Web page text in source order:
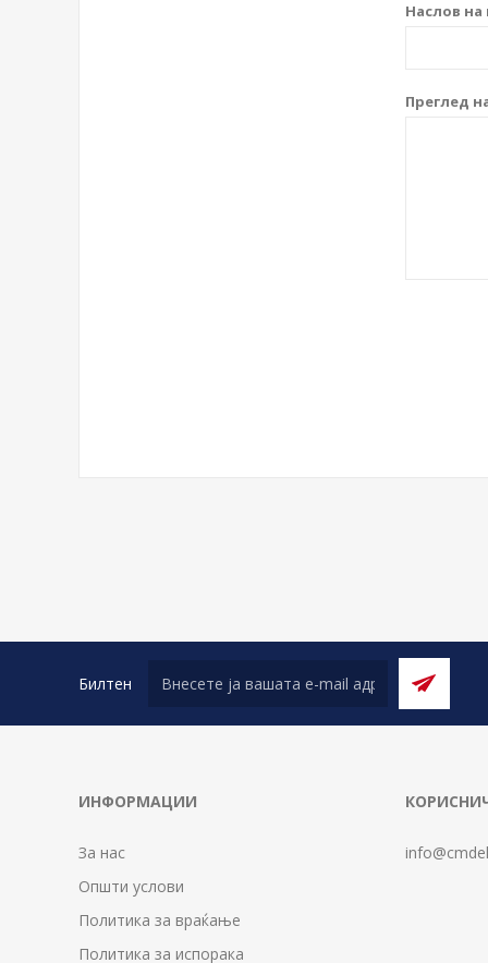
Наслов на
Преглед
Билтен
ИНФОРМАЦИИ
За нас
Општи услови
Политика за враќање
Политика за испорака